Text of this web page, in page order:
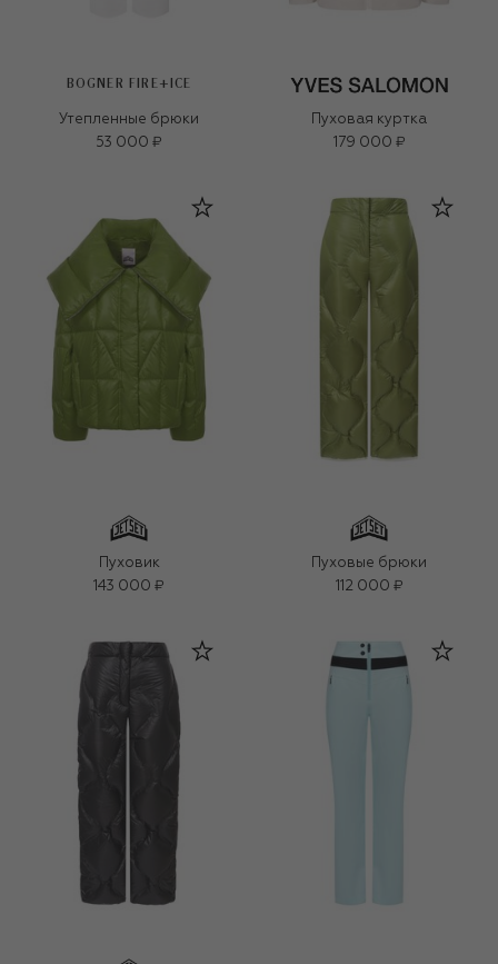
BOGNER FIRE+ICE
Утепленные брюки
53 000 ₽
Пуховая куртка
179 000 ₽
Пуховик
143 000 ₽
Пуховые брюки
112 000 ₽